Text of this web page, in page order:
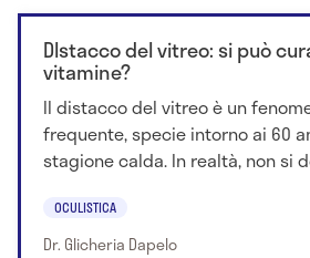
DIstacco del vitreo: si può
vitamine?
Il distacco del vitreo è un
frequente, specie intorno ai 60
stagione calda. In realtà, non si
OCULISTICA
Dr. Glicheria Dapelo